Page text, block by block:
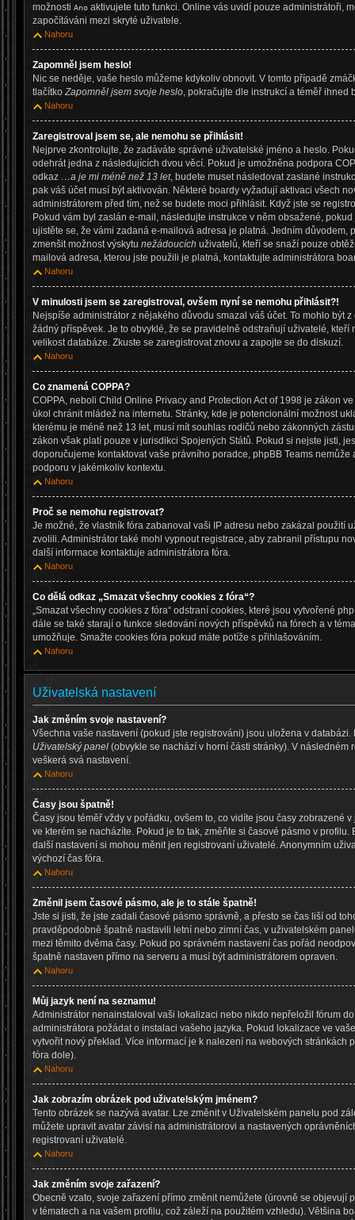
možnosti Ano aktivujete tuto funkci. Online vás uvidí pouze administrátoři,
započítáváni mezi skryté uživatele.
Nahoru
Zapomněl jsem heslo!
Nic se neděje, vaše heslo můžeme kdykoliv obnovit. V tomto případě
tlačítkoZapomněl jsem svoje heslo, pokračujte dle instrukcí a téměř ihned
Nahoru
Zaregistroval jsem se, ale nemohu se přihlásit!
Nejprve zkontrolujte, že zadáváte správné uživatelské jméno a heslo.
odehrát jedna z následujících dvou věcí. Pokud je umožněna podpora
odkaz …a je mi méně než 13 let, budete muset následovat zaslané
pak váš účet musí být aktivován. Některé boardy vyžadují aktivaci všech
administrátorem před tím, než se budete moci přihlásit. Když jste se
Pokud vám byl zaslán e-mail, následujte instrukce v něm obsažené,
ujistěte se, že vámi zadaná e-mailová adresa je platná. Jedním důvodem,
zmenšit možnost výskytu nežádoucích uživatelů, kteří se snaží pouze
mailová adresa, kterou jste použili je platná, kontaktujte administrátora
Nahoru
V minulosti jsem se zaregistroval, ovšem nyní se nemohu přihlásit?!
Nejspíše administrátor z nějakého důvodu smazal váš účet. To mohlo být
žádný příspěvek. Je to obvyklé, že se pravidelně odstraňují uživatelé,
velikost databáze. Zkuste se zaregistrovat znovu a zapojte se do diskuzí.
Nahoru
Co znamená COPPA?
COPPA, neboli Child Online Privacy and Protection Act of 1998 je zákon
úkol chránit mládež na internetu. Stránky, kde je potencionální možnost
kterému je méně než 13 let, musí mít souhlas rodičů nebo zákonných
zákon však platí pouze v jurisdikci Spojených Států. Pokud si nejste jisti,
doporučujeme kontaktovat vaše právního poradce, phpBB Teams nemůže
podporu v jakémkoliv kontextu.
Nahoru
Proč se nemohu registrovat?
Je možné, že vlastník fóra zabanoval vaši IP adresu nebo zakázal použití
zvolili. Administrátor také mohl vypnout registrace, aby zabranil přístupu
další informace kontaktuje administrátora fóra.
Nahoru
Co dělá odkaz „Smazat všechny cookies z fóra“?
„Smazat všechny cookies z fóra“ odstraní cookies, které jsou vytvořené
dále se také starají o funkce sledování nových příspěvků na fórech a v
umožňuje. Smažte cookies fóra pokud máte potíže s přihlašováním.
Nahoru
Uživatelská nastavení
Jak změním svoje nastavení?
Všechna vaše nastavení (pokud jste registrováni) jsou uložena v
Uživatelský panel (obvykle se nachází v horní části stránky). V následném
veškerá svá nastavení.
Nahoru
Časy jsou špatně!
Časy jsou téměř vždy v pořádku, ovšem to, co vidíte jsou časy zobrazené
ve kterém se nacházíte. Pokud je to tak, změňte si časové pásmo v profilu.
další nastavení si mohou měnit jen registrovaní uživatelé. Anonymním
výchozí čas fóra.
Nahoru
Změnil jsem časové pásmo, ale je to stále špatně!
Jste si jisti, že jste zadali časové pásmo správně, a přesto se čas liší od
pravděpodobně špatně nastavili letní nebo zimní čas, v uživatelském
mezi těmito dvěma časy. Pokud po správném nastavení čas pořád
špatně nastaven přímo na serveru a musí být administrátorem opraven.
Nahoru
Můj jazyk není na seznamu!
Administrátor nenainstaloval vaši lokalizaci nebo nikdo nepřeložil fórum
administrátora požádat o instalaci vašeho jazyka. Pokud lokalizace ve
vytvořit nový překlad. Více informací je k nalezení na webových stránkách
fóra dole).
Nahoru
Jak zobrazím obrázek pod uživatelským jménem?
Tento obrázek se nazývá avatar. Lze změnit v Uživatelském panelu pod
můžete upravit avatar závisí na administrátorovi a nastavených
registrovaní uživatelé.
Nahoru
Jak změním svoje zařazení?
Obecně vzato, svoje zařazení přímo změnit nemůžete (úrovně se objevují
v tématech a na vašem profilu, což záleží na použitém vzhledu). Většina